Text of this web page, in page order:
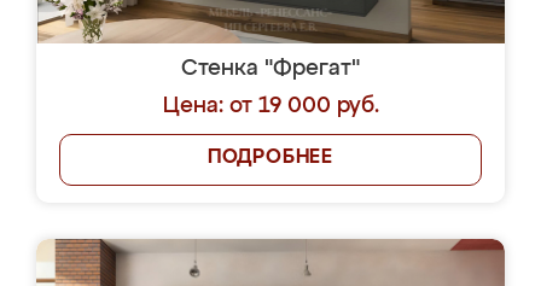
Стенка "Фрегат"
Цена: от 19 000 руб.
ПОДРОБНЕЕ